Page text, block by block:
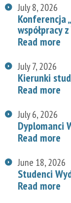
July 8, 2026
Konferencja
współpracy
Read more
July 7, 2026
Kierunki
Read more
July 6, 2026
Dyplomanci
Read more
June 18, 2026
Studenci
Read more